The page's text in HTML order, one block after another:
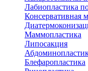
Лабиопластика
Консервативная
Маммопластика
Липосакция
Блефаропластика